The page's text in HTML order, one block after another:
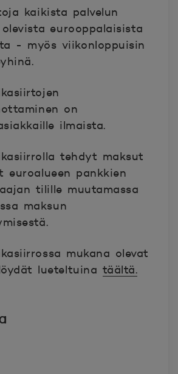
kaikista palvelun
eurooppalaisista
- myös viikonloppuisin
on
ilmaista.
tehdyt maksut
euroalueen pankkien
tilille muutamassa
maksun
mukana olevat
lueteltuina täältä.
uuteen ikkunaan.